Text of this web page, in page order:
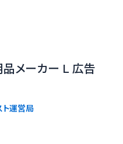
品メーカー L 広告
ト運営局